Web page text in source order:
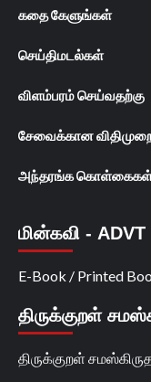
கதை கேளுங்கள்
செய்திமடல்கள்
விளம்பரம் செய்வதற்கு
சேவைக்கான
அந்தரங்க
மின்கவி - ADVT
E-Book / Printed
திருக்குறள்
திருக்குறள்